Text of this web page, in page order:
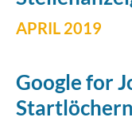
APRIL 2019
Google for
Startlöchern